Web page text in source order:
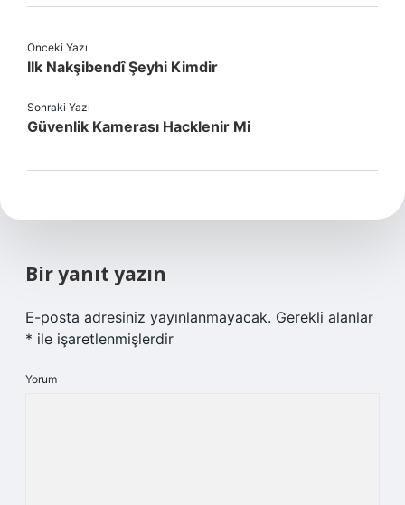
Önceki Yazı
Ilk Nakşibendî Şeyhi Kimdir
Sonraki Yazı
Güvenlik Kamerası Hacklenir Mi
Bir yanıt yazın
E-posta adresiniz yayınlanmayacak. Gerekli alanlar
* ile işaretlenmişlerdir
Yorum